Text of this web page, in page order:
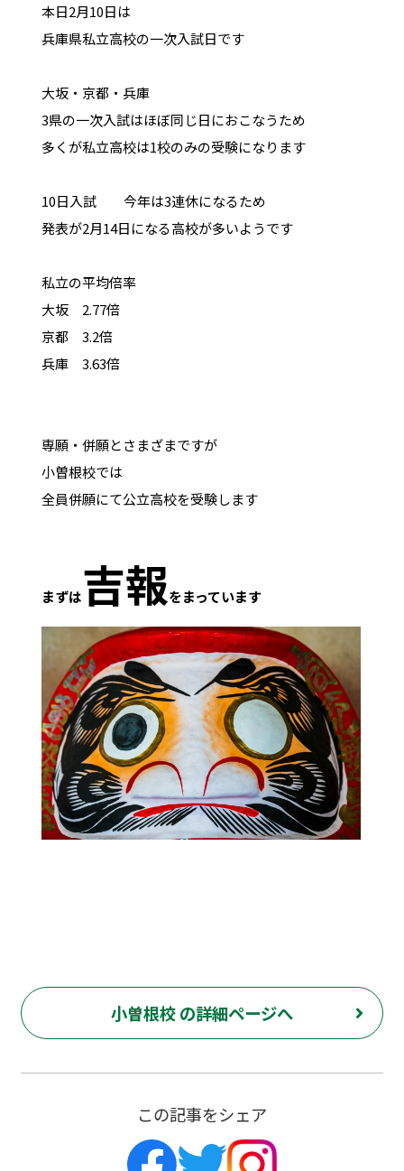
本日2月10日は
兵庫県私立高校の一次入試日です
大坂・京都・兵庫
3県の一次入試はほぼ同じ日におこなうため
多くが私立高校は1校のみの受験になります
10日入試 今年は3連休になるため
発表が2月14日になる高校が多いようです
私立の平均倍率
大坂 2.77倍
京都 3.2倍
兵庫 3.63倍
専願・併願とさまざまですが
小曽根校では
全員併願にて公立高校を受験します
まずは吉報をまっています
小曽根校 の詳細ページへ
この記事をシェア